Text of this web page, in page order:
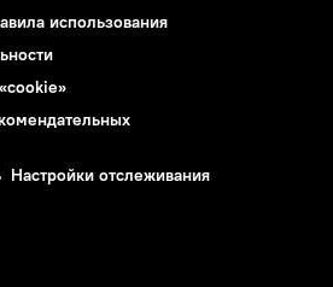
использования
Настройки отслеживания